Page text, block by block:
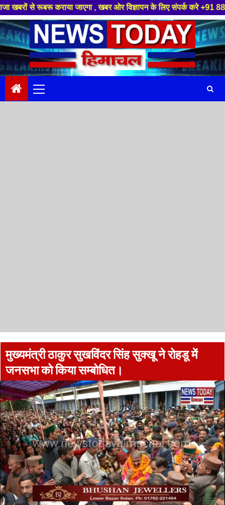
जाएगा , खबर ओर विज्ञापन के लिए संपर्क करे +91 88949 86499
Skip
to
content
Menu
मुख्यमंत्री ठाकुर सुखविंदर सिंह सुक्खू ने रोहडू में
जनसभा को किया सम्बोधित।